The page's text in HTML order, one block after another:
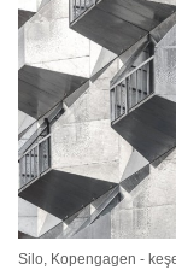
Silo, Kopengagen -